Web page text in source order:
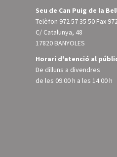
Seu de Can Puig de la
Telèfon 972 57 35 50 Fax
C/ Catalunya, 48
17820 BANYOLES
Horari d'atenció al
De dilluns a divendres
de les 09.00 h a les 14.00 h